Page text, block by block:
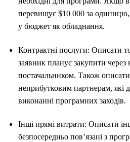
перевищує $10 000 за
у бюджет як обладнання.
Контрактні послуги: Описати
заявник планує закупити через
постачальником. Також описати
неприбутковим партнерам, які
виконанні програмних заходів.
Інші прямі витрати: Описати
безпосередньо пов’язані з